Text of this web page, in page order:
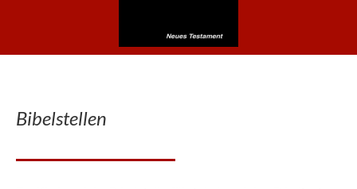
Bibelstellen